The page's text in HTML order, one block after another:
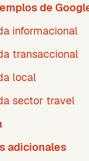
de
informacional
transaccional
local
sector travel
adicionales